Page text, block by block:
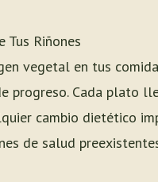
Tus Riñones
vegetal en tus
progreso. Cada plato
cambio dietético
de salud